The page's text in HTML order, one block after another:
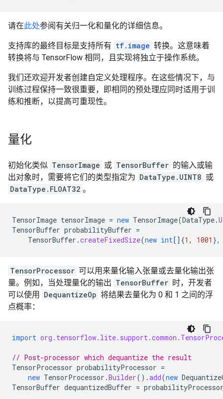
请在此处参阅有关归一化和量化的详细信息。
支持库的最终目标是支持所有 tf.image 转换。这意味着
转换将与 TensorFlow 相同，且实现将独立于操作系统。
我们还欢迎开发者创建自定义处理程序。在这些情况下，与
训练过程保持一致很重要，即相同的预处理应同时适用于训
练和推断，以提高可重现性。
量化
初始化类似 TensorImage 或 TensorBuffer 的输入或输
出对象时，需要将它们的类型指定为 DataType.UINT8 或
DataType.FLOAT32 。
TensorImage tensorImage = new TensorImage(DataType.
TensorBuffer probabilityBuffer =
TensorBuffer .createFixedSize(new int[] {1 , 1001 },
TensorProcessor 可以用来量化输入张量或去量化输出张
量。例如，当处理量化的输出 TensorBuffer 时，开发者
可以使用
DequantizeOp 将结果去量化为 0 和 1 之间的浮
点概率：
import
// Post-processor which dequantize the result
TensorProcessor probabilityProcessor =
new TensorProcessor .Builder().add(new
TensorBuffer dequantizedBuffer =